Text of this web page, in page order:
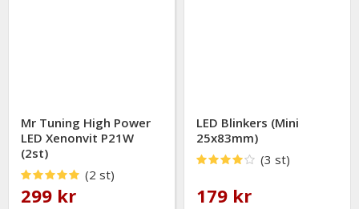
Mr Tuning High Power
LED Xenonvit P21W
(2st)
(2 st)
299 kr
LED Blinkers (Mini
25x83mm)
(3 st)
179 kr